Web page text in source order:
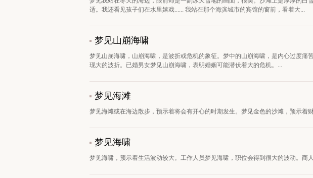
适。我还看见孩子们在水里嬉戏...... 我站在那个海滨城市的宾馆的窗前，看着大...
梦见山崩海啸
梦见山崩海啸，山崩海啸，是波折或危机的象征。梦中的山崩海啸，是内心过度痛
现大的波折。已婚男女梦见山崩海啸，表明婚姻可能潜伏着大的危机。...
梦见海滩
梦见海滩或在海边散步，预示着将会有开心的时期发生。梦见金色的沙滩，预示着
梦见海啸
梦见海啸，预示着生活波动较大。工作人员梦见海啸，职位会得到很大的波动。商